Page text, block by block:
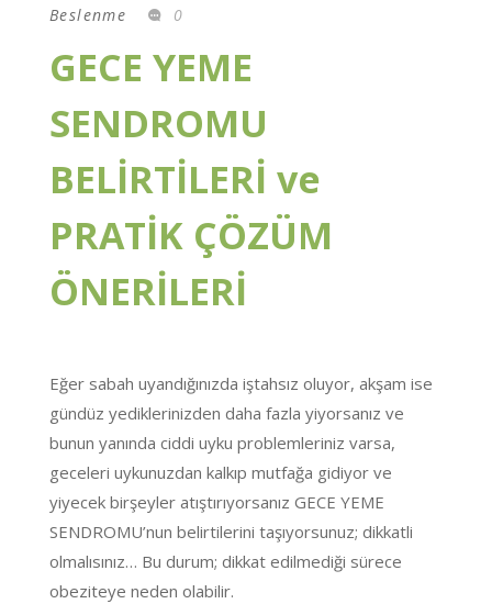
Beslenme
0
GECE YEME
SENDROMU
BELİRTİLERİ ve
PRATİK ÇÖZÜM
ÖNERİLERİ
Eğer sabah uyandığınızda iştahsız oluyor, akşam ise
gündüz yediklerinizden daha fazla yiyorsanız ve
bunun yanında ciddi uyku problemleriniz varsa,
geceleri uykunuzdan kalkıp mutfağa gidiyor ve
yiyecek birşeyler atıştırıyorsanız GECE YEME
SENDROMU’nun belirtilerini taşıyorsunuz; dikkatli
olmalısınız… Bu durum; dikkat edilmediği sürece
obeziteye neden olabilir.